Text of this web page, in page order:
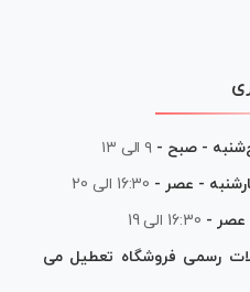
- صبح - ۹ الی ۱۳
- عصر - 16:30 الی 20
عصر - 16:30 الی 19
رسمی فروشگاه تعطیل می